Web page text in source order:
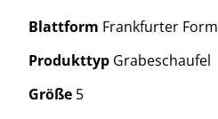
Blattform Frankfurter Form
Produkttyp Grabeschaufel
Größe 5